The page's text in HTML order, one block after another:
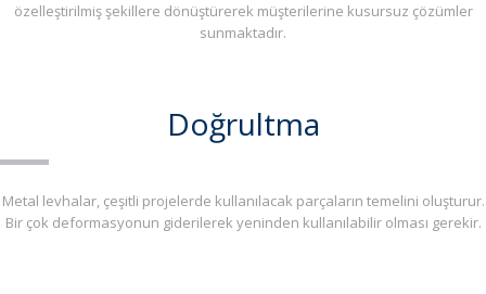
özelleştirilmiş şekillere dönüştürerek müşterilerine kusursuz çözümler
sunmaktadır.
Doğrultma
Metal levhalar, çeşitli projelerde kullanılacak parçaların temelini oluşturur.
Bir çok deformasyonun giderilerek yeninden kullanılabilir olması gerekir.